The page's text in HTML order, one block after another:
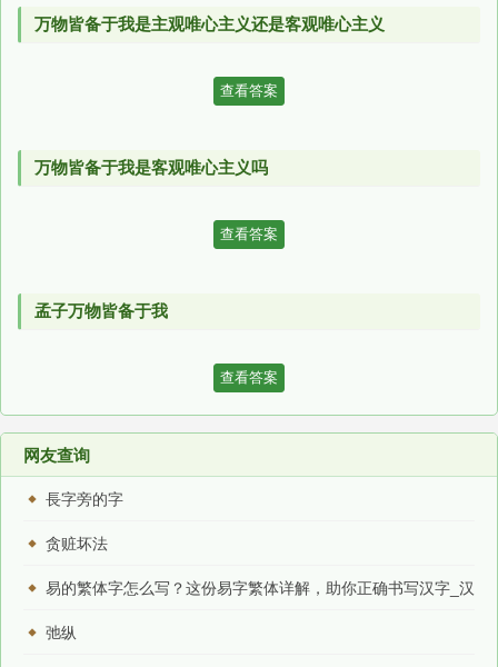
万物皆备于我是主观唯心主义还是客观唯心主义
查看答案
万物皆备于我是客观唯心主义吗
查看答案
孟子万物皆备于我
查看答案
网友查询
長字旁的字
贪赃坏法
易的繁体字怎么写？这份易字繁体详解，助你正确书写汉字_汉
字繁体学习
弛纵